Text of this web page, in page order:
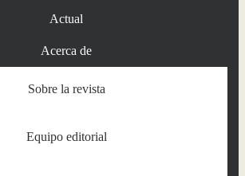
Actual
Acerca de
Sobre la revista
Equipo editorial